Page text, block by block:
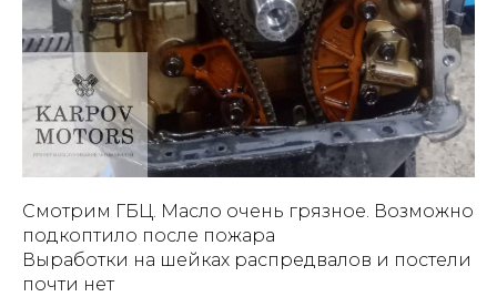
Смотрим ГБЦ. Масло очень грязное. Возможно
подкоптило после пожара
Выработки на шейках распредвалов и постели
почти нет